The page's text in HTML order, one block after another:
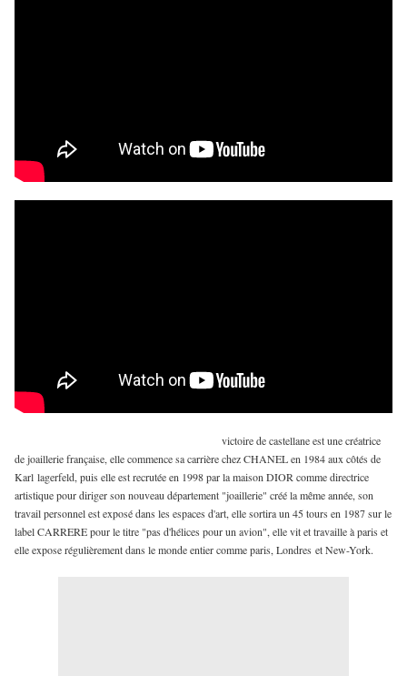
victoire de castellane est une créatrice
de joaillerie française, elle commence sa carrière chez CHANEL en 1984 aux côtés de
Karl lagerfeld, puis elle est recrutée en 1998 par la maison DIOR comme directrice
artistique pour diriger son nouveau département "joaillerie" créé la même année, son
travail personnel est exposé dans les espaces d'art, elle sortira un 45 tours en 1987 sur le
label CARRERE pour le titre "pas d'hélices pour un avion", elle vit et travaille à paris et
elle expose régulièrement dans le monde entier comme paris, Londres et New-York.